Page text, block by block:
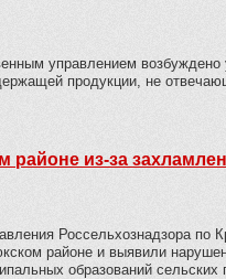
управлением
продукции, не
районе из-за
Россельхознадзора по
районе и выявили
образований